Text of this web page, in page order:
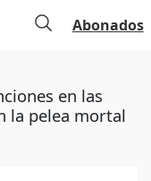
Abonados
en las
la pelea mortal